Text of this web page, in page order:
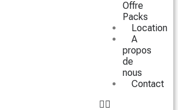
Offre
Packs
Location
A
propos
de
nous
Contact